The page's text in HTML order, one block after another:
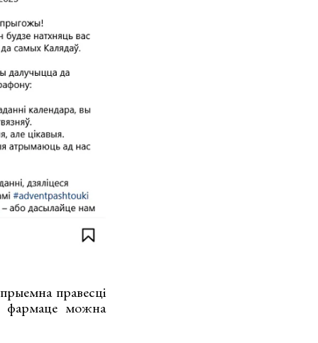
правесці
фармаце можна